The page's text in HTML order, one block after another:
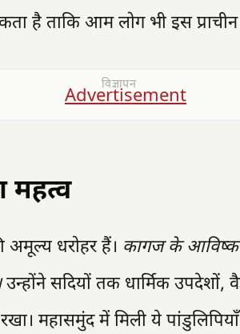
है ताकि आम लोग भी इस
विज्ञापन
महत्व
अमूल्य धरोहर हैं। कागज के
उन्होंने सदियों तक धार्मिक उपदेशों,
महासमुंद में मिली ये